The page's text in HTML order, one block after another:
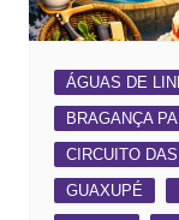
ÁGUAS DE
BRAGANÇA
CIRCUITO
GUAXUPÉ